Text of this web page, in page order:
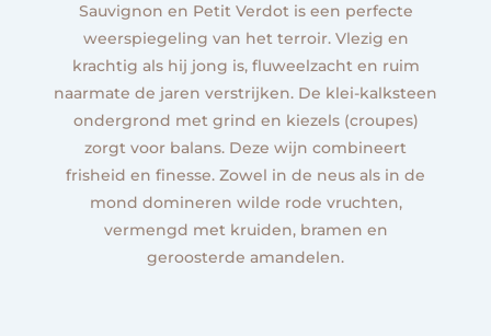
Sauvignon en Petit Verdot is een perfecte
weerspiegeling van het terroir. Vlezig en
krachtig als hij jong is, fluweelzacht en ruim
naarmate de jaren verstrijken. De klei-kalksteen
ondergrond met grind en kiezels (croupes)
zorgt voor balans. Deze wijn combineert
frisheid en finesse. Zowel in de neus als in de
mond domineren wilde rode vruchten,
vermengd met kruiden, bramen en
geroosterde amandelen.